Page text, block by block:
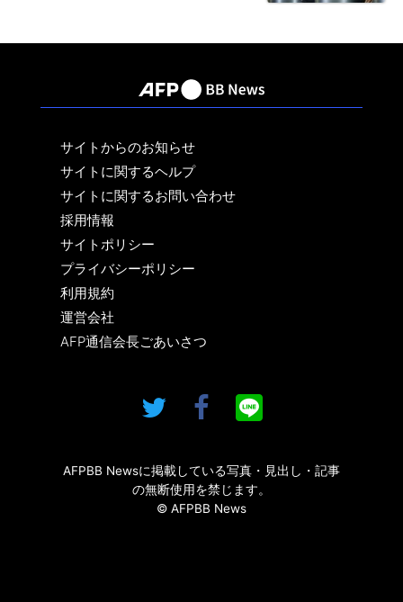
サイトからのお知らせ
サイトに関するヘルプ
サイトに関するお問い合わせ
採用情報
サイトポリシー
プライバシーポリシー
利用規約
運営会社
AFP通信会長ごあいさつ
AFPBB Newsに掲載している写真・見出し・記事
の無断使用を禁じます。
© AFPBB News